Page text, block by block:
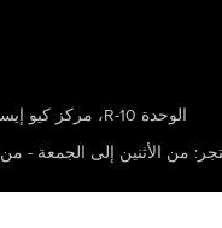
الوحدة R-10، مركز كيو إيست التجاري، القوز 3 دبي ، الإمارات العربية المتحدة 502626
: من الأثنين إلى الجمعة - من 9 صباحًا حتى 8 مساءًا،